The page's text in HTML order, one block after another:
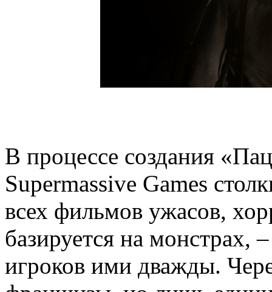
В процессе создания
Supermassive Games
всех фильмов ужасов,
базируется на монстрах,
игроков ими дважды.